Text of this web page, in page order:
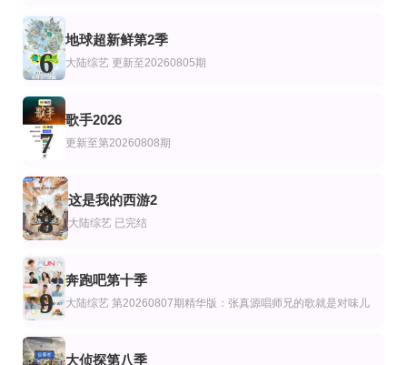
6
地球超新鲜第2季
大陆综艺 更新至20260805期
7
歌手2026
更新至第20260808期
8
这是我的西游2
大陆综艺 已完结
9
奔跑吧第十季
大陆综艺 第20260807期精华版：张真源唱师兄的歌就是对味儿
大侦探第八季